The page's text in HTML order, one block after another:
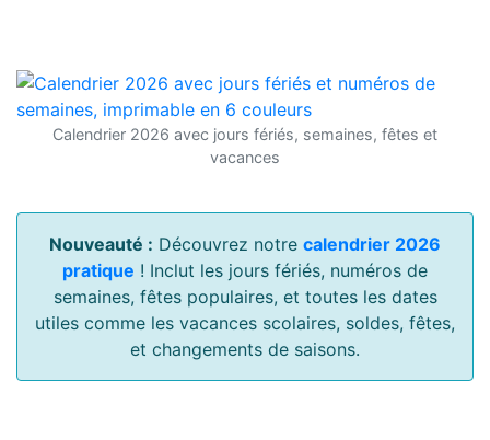
Calendrier 2026 avec jours fériés, semaines, fêtes et
vacances
Nouveauté : Découvrez notre calendrier 2026
pratique ! Inclut les jours fériés, numéros de
semaines, fêtes populaires, et toutes les dates
utiles comme les vacances scolaires, soldes, fêtes,
et changements de saisons.